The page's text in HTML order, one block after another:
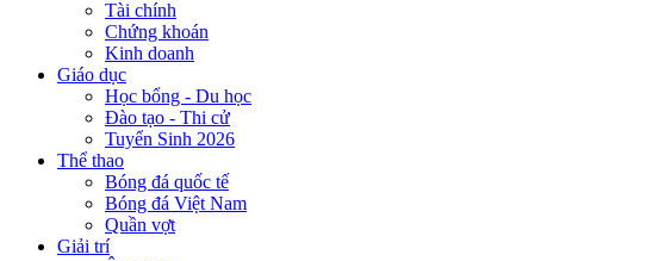
Tài chính
Chứng khoán
Kinh doanh
Giáo dục
Học bổng - Du học
Đào tạo - Thi cử
Tuyển Sinh 2026
Thể thao
Bóng đá quốc tế
Bóng đá Việt Nam
Quần vợt
Giải trí